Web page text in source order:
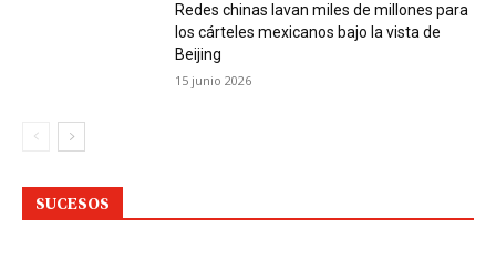
Redes chinas lavan miles de millones para
los cárteles mexicanos bajo la vista de
Beijing
15 junio 2026
SUCESOS